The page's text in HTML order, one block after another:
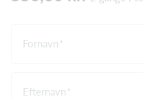
Fornavn
Efternavn